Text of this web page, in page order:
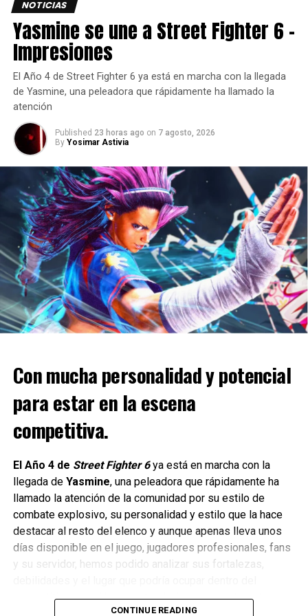
cruciales de la WWE, incluyendo el regreso al
Performance Center, una posible oportunidad de Adam
Pearce en NXT y un emocionante enfrentamiento en
WrestleMania.
En el camino, se enfrentarán a decisiones que definirán
sus carreras y rivalidades que moldearán la percepción
del Arquetipo.
Lo premios que obtienes en
el modo MyRise de WWE
2K26
EnMyRISE,los jugadores pueden desbloquear diversas
recompensas, incluyendo a CM Punk de la era indie,
“Burnt” Fiend, personajes originales de MyRISE y equipo
icónico de títulos anteriores deWWE 2K.
Al acumular victorias y completar arcos argumentales
Presentado a través de una narrativa cinematográfica,
escenas cinemáticas dentro del juego y la valiosa guía de
profundamente personal donde cada decisión importa.
NOTICIAS
Yasmine se une a Street Fighter 6 –
Impresiones
El Año 4 de Street Fighter 6 ya está en marcha con la llegada
de Yasmine, una peleadora que rápidamente ha llamado la
atención
Published 23 horas ago on 7 agosto, 2026
By Yosimar Astivia
Con mucha personalidad y potencial
para estar en la escena
competitiva.
El Año 4 de Street Fighter 6ya está en marcha con la
llegada de Yasmine, una peleadora que rápidamente ha
llamado la atención de la comunidad por su estilo de
combate explosivo, su personalidad y estilo que la hace
destacar al resto del elenco y aunque apenas lleva unos
días disponible en el juego, jugadores profesionales, fans
y su servidor, hemos podido analizar sus fortalezas,
competitivo y aquí les cuento el cómo se siente esta
CONTINUE READING